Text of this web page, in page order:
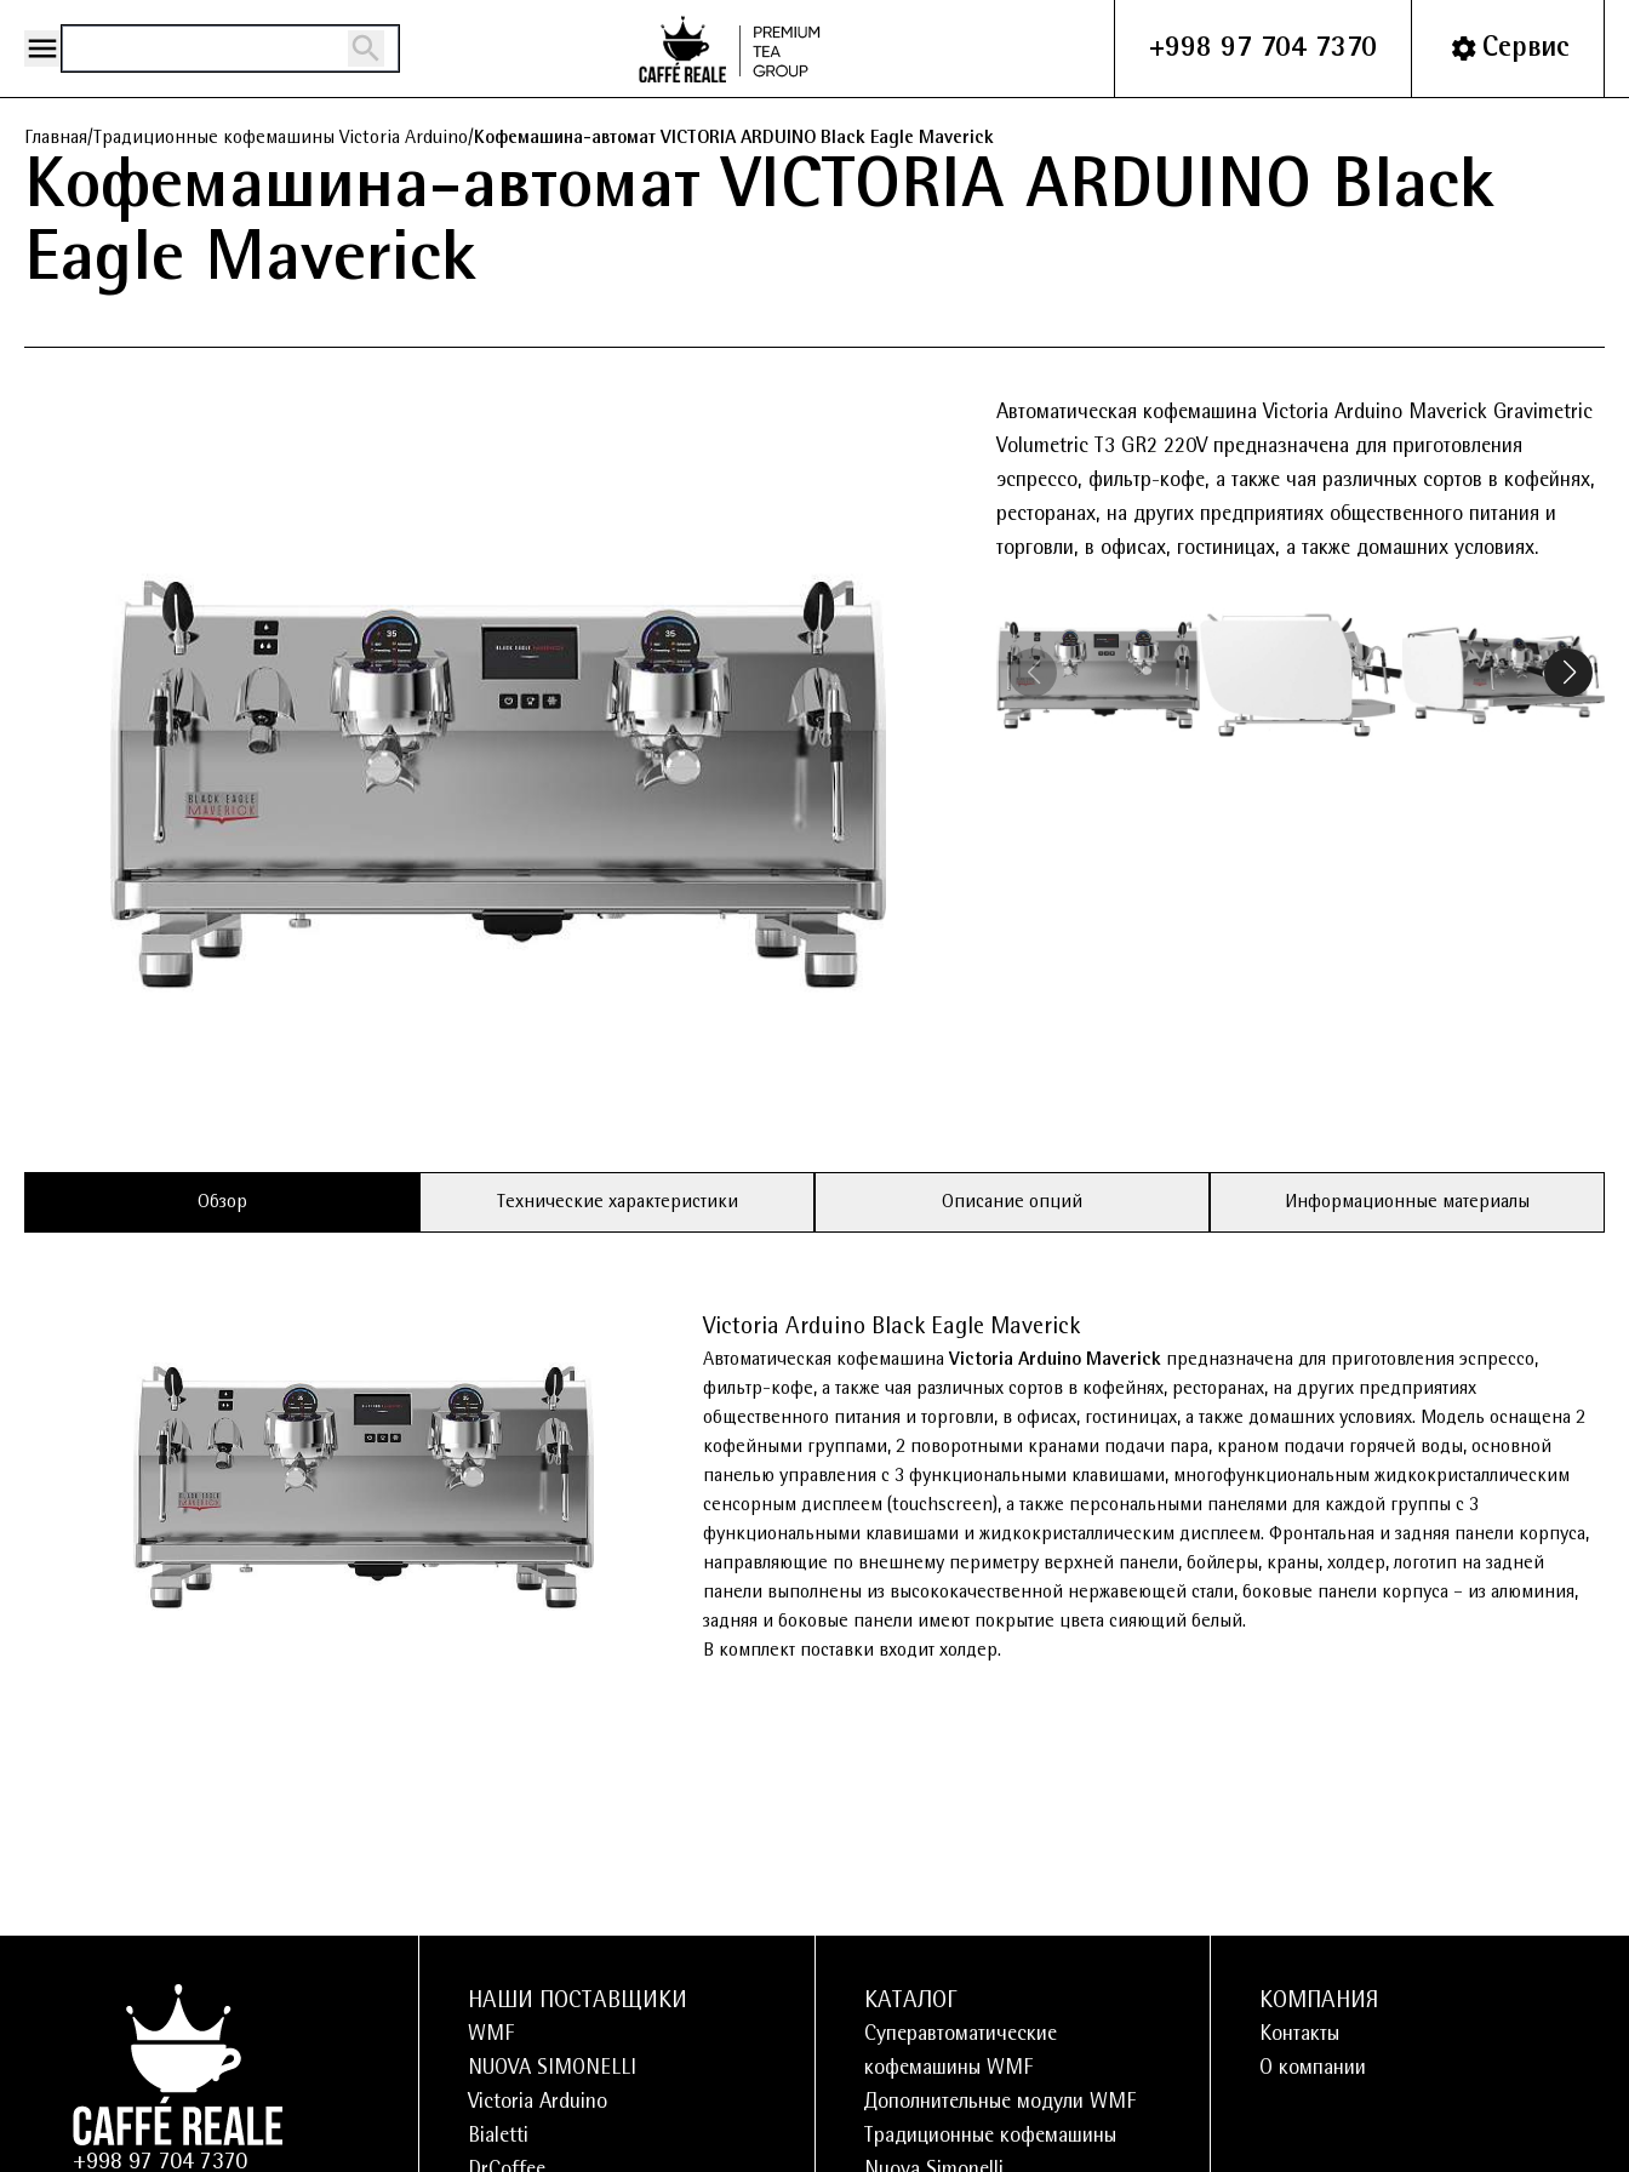
+998 97 704 7370 Сервис
Главная/ Традиционные кофемашины Victoria Arduino/ Кофемашина-автомат VICTORIA ARDUINO Black Eagle Maverick
Кофемашина-автомат VICTORIA ARDUINO Black
Eagle Maverick
Автоматическая кофемашина Victoria Arduino Maverick Gravimetric
Volumetric T3 GR2 220V предназначена для приготовления
эспрессо, фильтр-кофе, а также чая различных сортов в кофейнях,
ресторанах, на других предприятиях общественного питания и
торговли, в офисах, гостиницах, а также домашних условиях.
Обзор Технические характеристики Описание опций Информационные материалы
Victoria Arduino Black Eagle Maverick
Автоматическая кофемашина Victoria Arduino Maverick предназначена для приготовления эспрессо,
фильтр-кофе, а также чая различных сортов в кофейнях, ресторанах, на других предприятиях
общественного питания и торговли, в офисах, гостиницах, а также домашних условиях. Модель оснащена 2
кофейными группами, 2 поворотными кранами подачи пара, краном подачи горячей воды, основной
панелью управления с 3 функциональными клавишами, многофункциональным жидкокристаллическим
сенсорным дисплеем (touchscreen), а также персональными панелями для каждой группы с 3
функциональными клавишами и жидкокристаллическим дисплеем. Фронтальная и задняя панели корпуса,
направляющие по внешнему периметру верхней панели, бойлеры, краны, холдер, логотип на задней
панели выполнены из высококачественной нержавеющей стали, боковые панели корпуса – из алюминия,
задняя и боковые панели имеют покрытие цвета сияющий белый.
В комплект поставки входит холдер.
+998 97 704 7370
НАШИ ПОСТАВЩИКИ
WMF
NUOVA SIMONELLI
Victoria Arduino
Bialetti
КАТАЛОГ
Суперавтоматические
кофемашины WMF
Дополнительные модули WMF
Традиционные кофемашины
КОМПАНИЯ
Контакты
О компании